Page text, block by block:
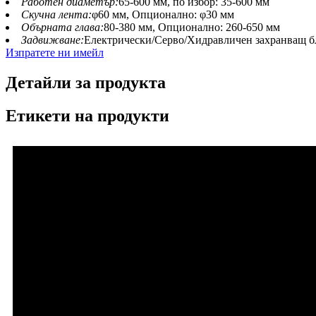
Скучна лента:φ60 мм, Опционално: φ30 мм
Обърната глава:80-380 мм, Опционално: 260-650 мм
Задвижване:Електрически/Серво/Хидравличен захранващ
Изпратете ни имейл
Детайли за продукта
Етикети на продукти